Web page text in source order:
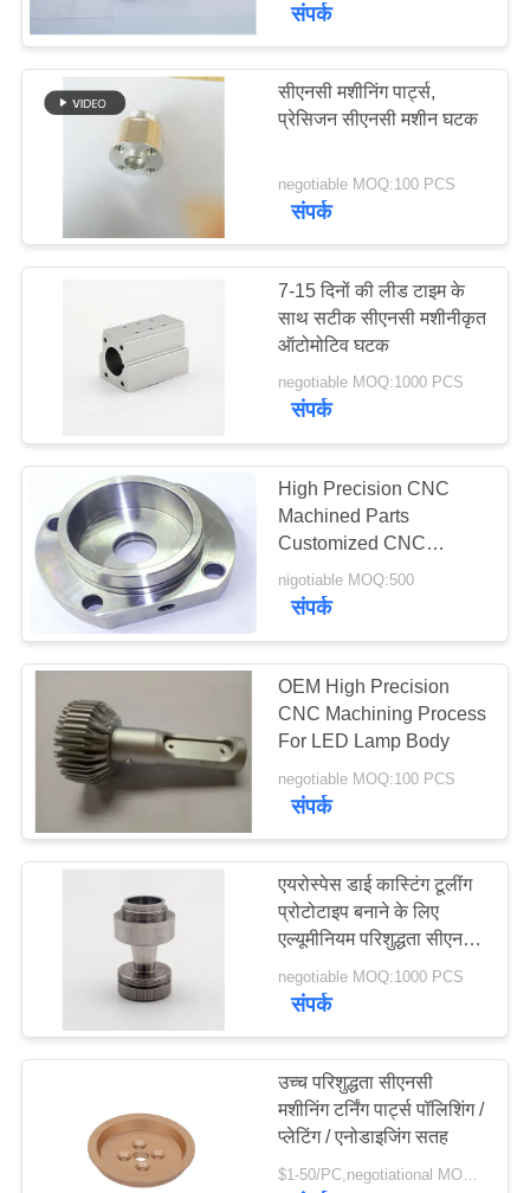
मांगें
साइटमैप
PRIVACY
POLICY
संपर्क
सीएनसी मशीनिंग पार्ट्स,
प्रेसिजन सीएनसी मशीन घटक
negotiable MOQ:100 PCS
संपर्क
7-15 दिनों की लीड टाइम के
साथ सटीक सीएनसी मशीनीकृत
ऑटोमोटिव घटक
negotiable MOQ:1000 PCS
संपर्क
High Precision CNC
Machined Parts
Customized CNC
Drilling / Grinding
nigotiable MOQ:500
संपर्क
OEM High Precision
CNC Machining Process
For LED Lamp Body
negotiable MOQ:100 PCS
संपर्क
एयरोस्पेस डाई कास्टिंग टूलींग
प्रोटोटाइप बनाने के लिए
एल्यूमीनियम परिशुद्धता सीएनसी
मशीनिंग पार्ट्स
negotiable MOQ:1000 PCS
संपर्क
उच्च परिशुद्धता सीएनसी
मशीनिंग टर्निंग पार्ट्स पॉलिशिंग /
प्लेटिंग / एनोडाइजिंग सतह
$1-50/PC,negotiational MOQ:1PC